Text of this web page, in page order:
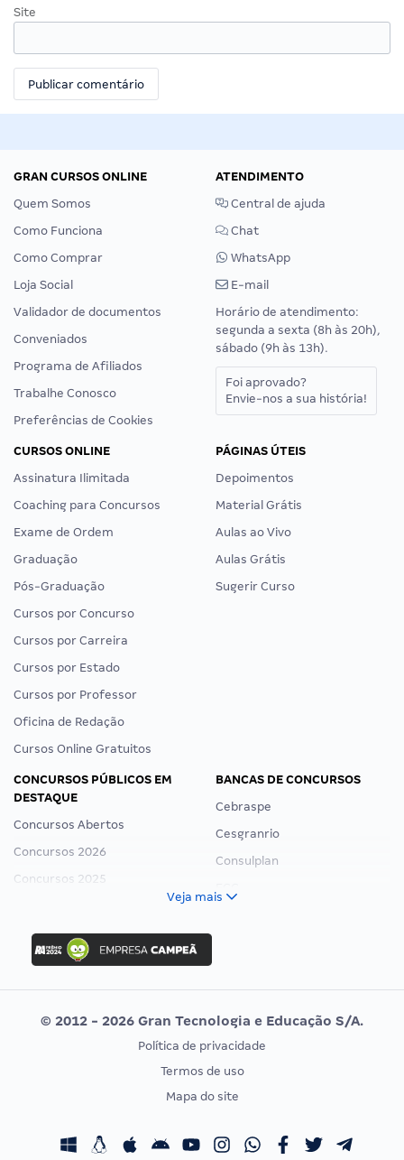
Site
GRAN CURSOS ONLINE
Quem Somos
Como Funciona
Como Comprar
Loja Social
Validador de documentos
Conveniados
Programa de Afiliados
Trabalhe Conosco
Preferências de Cookies
ATENDIMENTO
Central de ajuda
Chat
WhatsApp
E-mail
Horário de atendimento:
segunda a sexta (8h às 20h),
sábado (9h às 13h).
Foi aprovado?
Envie-nos a sua história!
CURSOS ONLINE
Assinatura Ilimitada
Coaching para Concursos
Exame de Ordem
Graduação
Pós-Graduação
Cursos por Concurso
Cursos por Carreira
Cursos por Estado
Cursos por Professor
Oficina de Redação
Cursos Online Gratuitos
PÁGINAS ÚTEIS
Depoimentos
Material Grátis
Aulas ao Vivo
Aulas Grátis
Sugerir Curso
CONCURSOS PÚBLICOS EM
DESTAQUE
Concursos Abertos
Concursos 2026
Concursos 2025
Concurso Ibama
Concurso MPU
Editais publicados
BANCAS DE CONCURSOS
Cebraspe
Cesgranrio
Consulplan
Vunesp
CONCURSOS POR PROFISSÃO
Concursos Fiscais
EXAME DE ORDEM
Calendário OAB
Veja mais
© 2012 - 2026 Gran Tecnologia e Educação S/A.
Política de privacidade
Termos de uso
Mapa do site